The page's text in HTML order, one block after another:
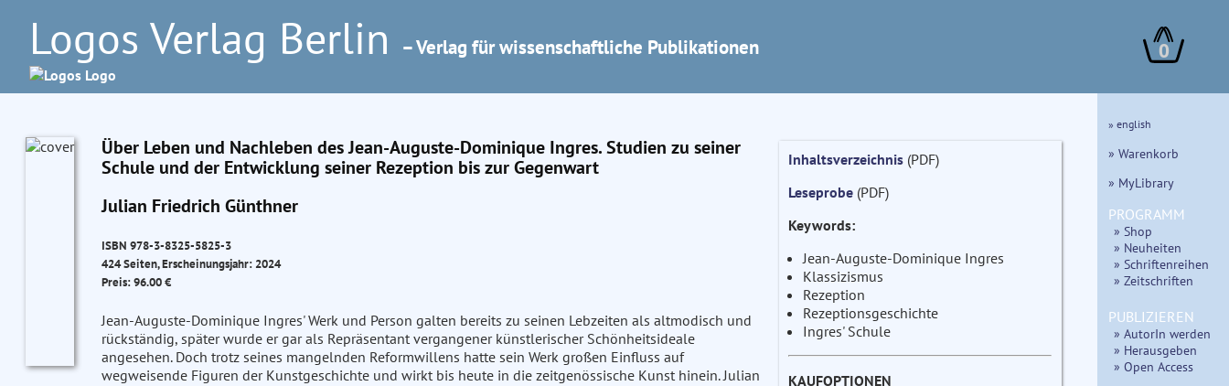
Logos Verlag Berlin – Verlag für wissenschaftliche Publikationen 0
Über Leben und Nachleben des Jean-Auguste-Dominique Ingres. Studien zu seiner
Schule und der Entwicklung seiner Rezeption bis zur Gegenwart
Julian Friedrich Günthner
ISBN 978-3-8325-5825-3
424 Seiten, Erscheinungsjahr: 2024
Preis: 96.00 €
Jean-Auguste-Dominique Ingres' Werk und Person galten bereits zu seinen Lebzeiten als altmodisch und
rückständig, später wurde er gar als Repräsentant vergangener künstlerischer Schönheitsideale
angesehen. Doch trotz seines mangelnden Reformwillens hatte sein Werk großen Einfluss auf
wegweisende Figuren der Kunstgeschichte und wirkt bis heute in die zeitgenössische Kunst hinein. Julian
Inhaltsverzeichnis(PDF)
Leseprobe(PDF)
Keywords:
Jean-Auguste-Dominique Ingres
Klassizismus
Rezeption
Rezeptionsgeschichte
Ingres' Schule
KAUFOPTIONEN
» english
» Warenkorb
» MyLibrary
PROGRAMM
» Shop
» Neuheiten
» Schriftenreihen
» Zeitschriften
PUBLIZIEREN
» AutorIn werden
» Herausgeben
» Open Access